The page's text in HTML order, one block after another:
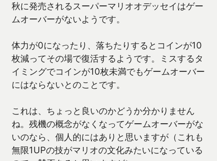
秋に発売されるスーパーマリオオデッセイはゲー
ムオーバーがないようです。
体力が0になったり、落ちたりするとコインが10
枚減ってその場で復活するようです。ミスするタ
イミングでコインが10枚未満でもゲームオーバー
にはならないとのことです。
これは、ちょっと良いのかどうか分かりません
ね。残機の概念がなくなってゲームオーバーがな
いのなら、個人的にはありと思いますが（これも
無限1UPの技がマリオの文化みたいになっている